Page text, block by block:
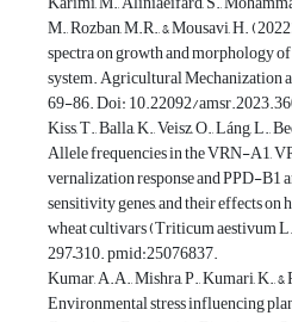
M., Rozban, M.R., & Mousavi, H.
spectra on growth and morphology
system. Agricultural Mechanization
69-86. Doi: 10.22092/
Kiss, T., Balla, K., Veisz, O., Láng, L.,
Allele frequencies in the VRN-A1,
vernalization response and PPD-
sensitivity genes, and their effects on
wheat cultivars (Triticum aestivum
297–310. pmid:25076837.
Kumar, A.A., Mishra, P., Kumari, K.,
Environmental stress influencing